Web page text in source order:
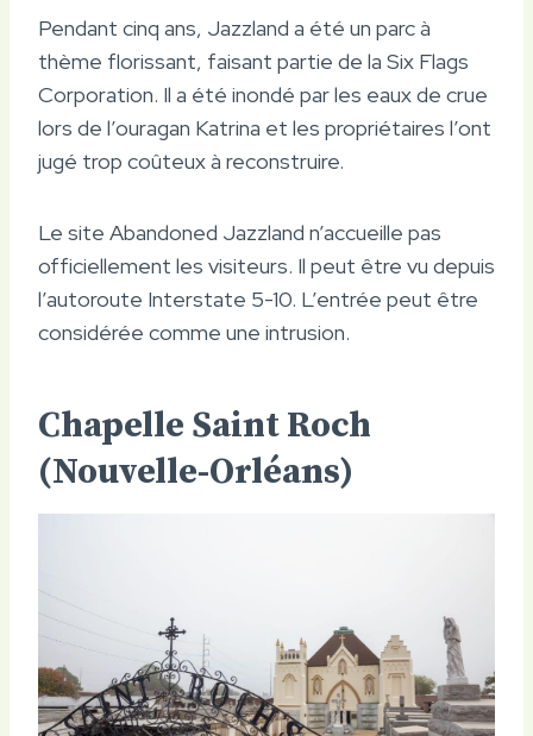
Pendant cinq ans, Jazzland a été un parc à
thème florissant, faisant partie de la Six Flags
Corporation. Il a été inondé par les eaux de crue
lors de l’ouragan Katrina et les propriétaires l’ont
jugé trop coûteux à reconstruire.
Le site Abandoned Jazzland n’accueille pas
officiellement les visiteurs. Il peut être vu depuis
l’autoroute Interstate 5-10. L’entrée peut être
considérée comme une intrusion.
Chapelle Saint Roch
(Nouvelle-Orléans)